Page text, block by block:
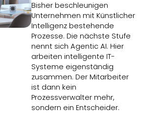
Bisher beschleunigen
Unternehmen mit Künstlicher
Intelligenz bestehende
Prozesse. Die nächste Stufe
nennt sich Agentic AI. Hier
arbeiten intelligente IT-
Systeme eigenständig
zusammen. Der Mitarbeiter
ist dann kein
Prozessverwalter mehr,
sondern ein Entscheider.